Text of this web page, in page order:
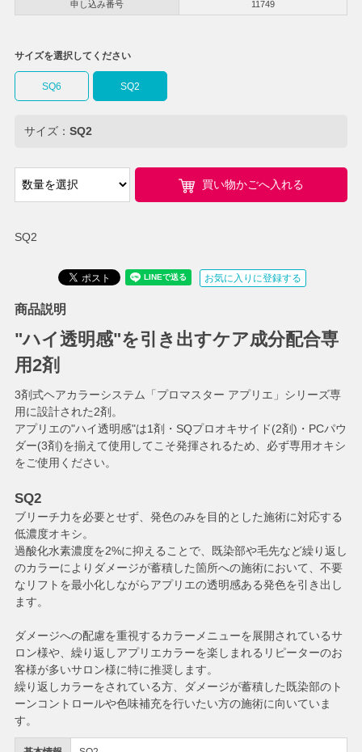
申し込み番号 11749
SQ2
サイズを選択してください
SQ6 SQ2
サイズ： SQ2
買い物かごへ入れる
お気に入りに登録する
商品説明
"ハイ透明感"を引き出すケア成分配合専
用2剤
3剤式ヘアカラーシステム「プロマスター アプリエ」シリーズ専
用に設計された2剤。
アプリエの"ハイ透明感"は1剤・SQプロオキサイド(2剤)・PCパウ
ダー(3剤)を揃えて使用してこそ発揮されるため、必ず専用オキシ
をご使用ください。
SQ2
ブリーチ力を必要とせず、発色のみを目的とした施術に対応する
低濃度オキシ。
過酸化水素濃度を2%に抑えることで、既染部や毛先など繰り返し
のカラーによりダメージが蓄積した箇所への施術において、不要
なリフトを最小化しながらアプリエの透明感ある発色を引き出し
ます。
ダメージへの配慮を重視するカラーメニューを展開されているサ
ロン様や、繰り返しアプリエカラーを楽しまれるリピーターのお
客様が多いサロン様に特に推奨します。
繰り返しカラーをされている方、ダメージが蓄積した既染部のト
ーンコントロールや色味補充を行いたい方の施術に向いていま
す。